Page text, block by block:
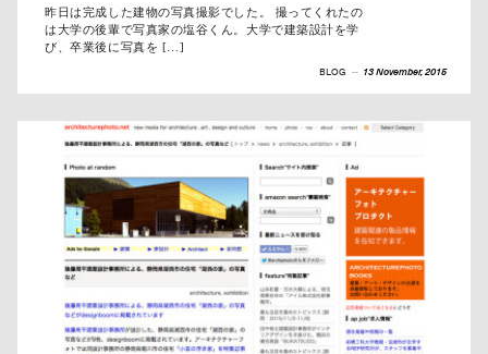
昨日は完成した建物の写真撮影でした。 撮ってくれたの
は大学の後輩で写真家の塩谷くん。大学で建築設計を学
び、卒業後に写真を […]
BLOG -- 13 November, 2015